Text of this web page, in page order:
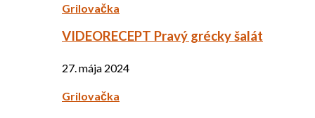
Grilovačka
VIDEORECEPT Pravý grécky šalát
27. mája 2024
Grilovačka